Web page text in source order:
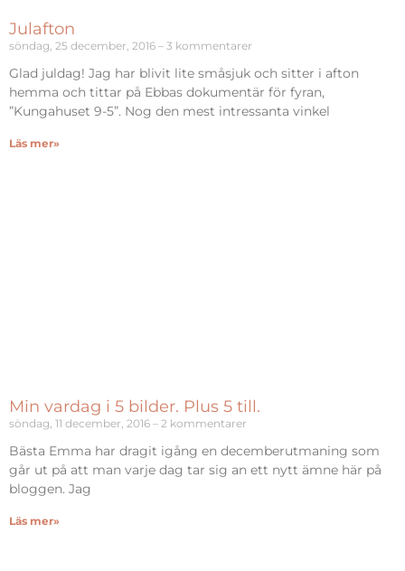
Julafton
söndag, 25 december, 2016 3 kommentarer
Glad juldag! Jag har blivit lite småsjuk och sitter i afton
hemma och tittar på Ebbas dokumentär för fyran,
”Kungahuset 9-5”. Nog den mest intressanta vinkel
Läs mer»
Min vardag i 5 bilder. Plus 5 till.
söndag, 11 december, 2016 2 kommentarer
Bästa Emma har dragit igång en decemberutmaning som
går ut på att man varje dag tar sig an ett nytt ämne här på
bloggen. Jag
Läs mer»